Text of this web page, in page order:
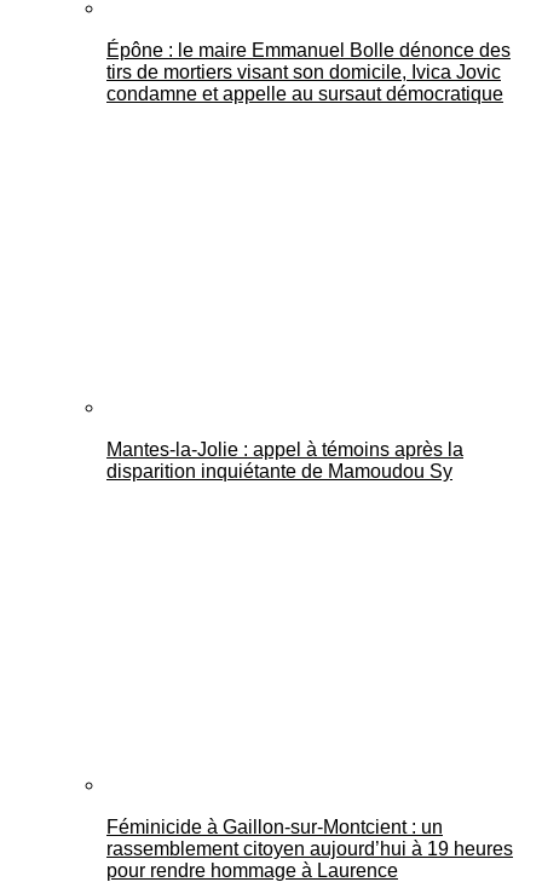
Épône : le maire Emmanuel Bolle dénonce des
tirs de mortiers visant son domicile, Ivica Jovic
condamne et appelle au sursaut démocratique
Mantes-la-Jolie : appel à témoins après la
disparition inquiétante de Mamoudou Sy
Féminicide à Gaillon‑sur‑Montcient : un
rassemblement citoyen aujourd’hui à 19 heures
pour rendre hommage à Laurence